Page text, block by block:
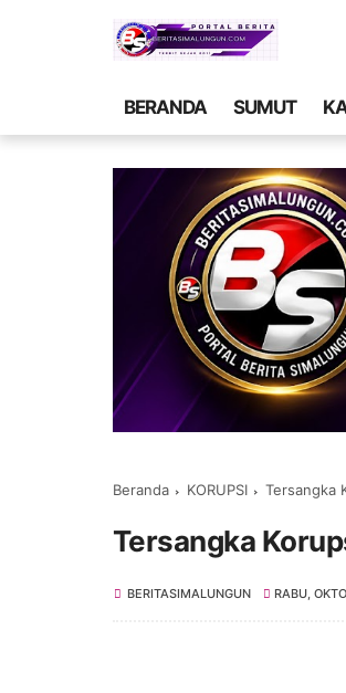
BERANDA SUMUT
Beranda KORUPSI Tersangka
Tersangka
BERITASIMALUNGUN RABU,